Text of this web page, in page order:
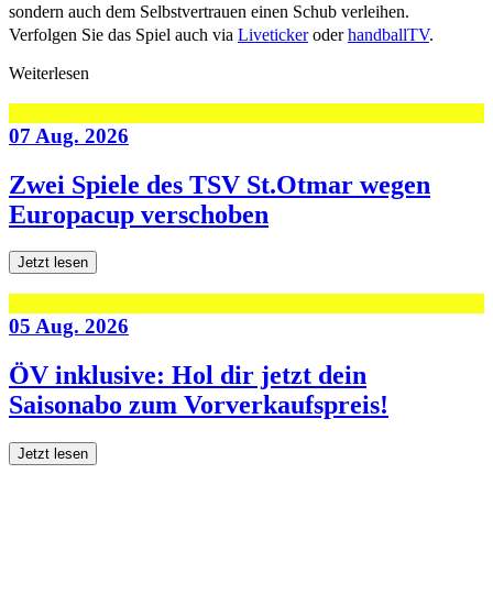
sondern auch dem Selbstvertrauen einen Schub verleihen.
Verfolgen Sie das Spiel auch via LivetickeroderhandballTV.
Weiterlesen
07 Aug. 2026
Zwei Spiele des TSV St.Otmar wegen
Europacup verschoben
Jetzt lesen
05 Aug. 2026
ÖV inklusive: Hol dir jetzt dein
Saisonabo zum Vorverkaufspreis!
Jetzt lesen